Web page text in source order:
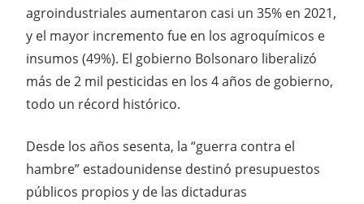
agroindustriales aumentaron casi un 35% en 2021,
y el mayor incremento fue en los agroquímicos e
insumos (49%). El gobierno Bolsonaro liberalizó
más de 2 mil pesticidas en los 4 años de gobierno,
todo un récord histórico.
Desde los años sesenta, la “guerra contra el
hambre” estadounidense destinó presupuestos
públicos propios y de las dictaduras